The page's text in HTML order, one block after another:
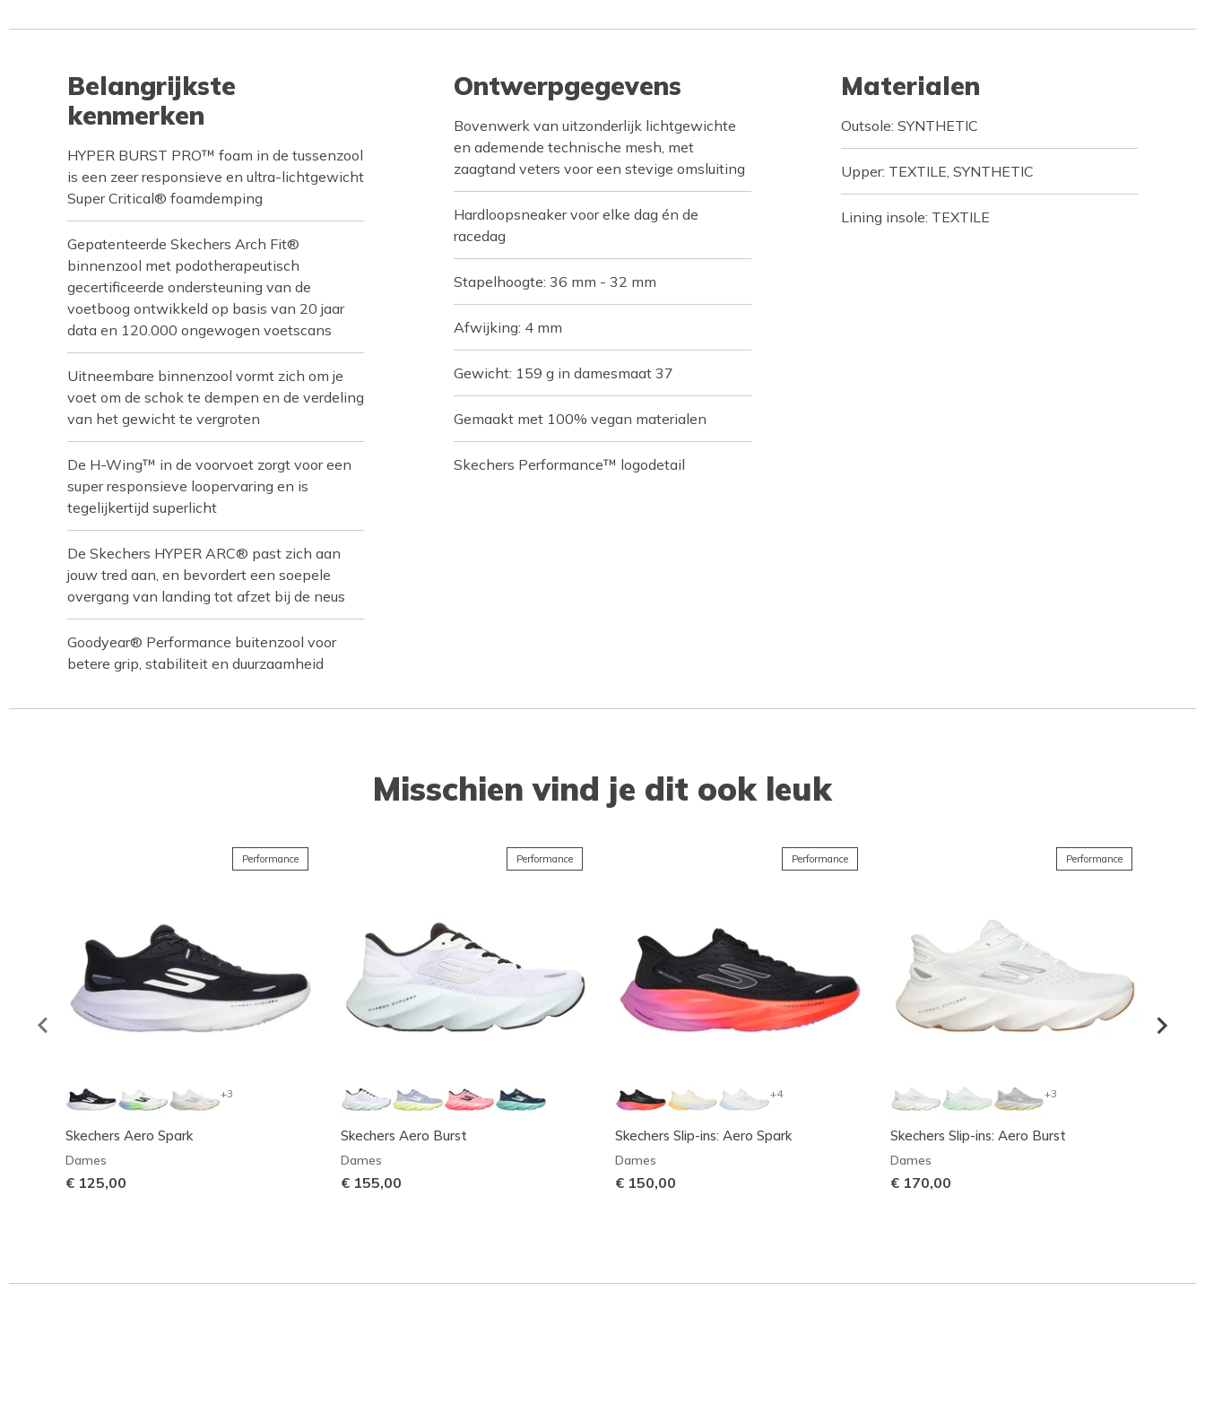
Belangrijkste
kenmerken
HYPER BURST PRO™ foam in de tussenzool
is een zeer responsieve en ultra-lichtgewicht
Super Critical® foamdemping
Gepatenteerde Skechers Arch Fit®
binnenzool met podotherapeutisch
gecertificeerde ondersteuning van de
voetboog ontwikkeld op basis van 20 jaar
data en 120.000 ongewogen voetscans
Uitneembare binnenzool vormt zich om je
voet om de schok te dempen en de verdeling
van het gewicht te vergroten
De H-Wing™ in de voorvoet zorgt voor een
super responsieve loopervaring en is
tegelijkertijd superlicht
De Skechers HYPER ARC® past zich aan
jouw tred aan, en bevordert een soepele
overgang van landing tot afzet bij de neus
Goodyear® Performance buitenzool voor
betere grip, stabiliteit en duurzaamheid
Ontwerpgegevens
Bovenwerk van uitzonderlijk lichtgewichte
en ademende technische mesh, met
zaagtand veters voor een stevige omsluiting
Hardloopsneaker voor elke dag én de
racedag
Stapelhoogte: 36 mm - 32 mm
Afwijking: 4 mm
Gewicht: 159 g in damesmaat 37
Gemaakt met 100% vegan materialen
Skechers Performance™ logodetail
Materialen
Outsole: SYNTHETIC
Upper: TEXTILE, SYNTHETIC
Lining insole: TEXTILE
Misschien vind je dit ook leuk
Performance
+3
Skechers Aero Spark
Dames
€ 125,00
Performance
Skechers Aero Burst
Dames
€ 155,00
Performance
+4
Skechers Slip-ins: Aero Spark
Dames
€ 150,00
Performance
+3
Skechers Slip-ins: Aero Burst
Dames
€ 170,00